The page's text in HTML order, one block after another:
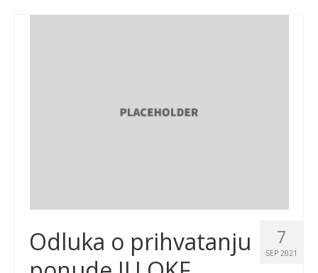
7
SEP 2021
Odluka o prihvatanju